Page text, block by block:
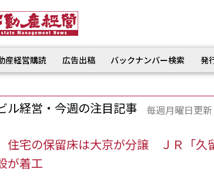
産経営購読 広告出稿 バックナンバー検索 発
ル経営・今週の注目記事 毎週月曜日更新
宅の保留床は大京が分譲 ＪＲ「久
が着工